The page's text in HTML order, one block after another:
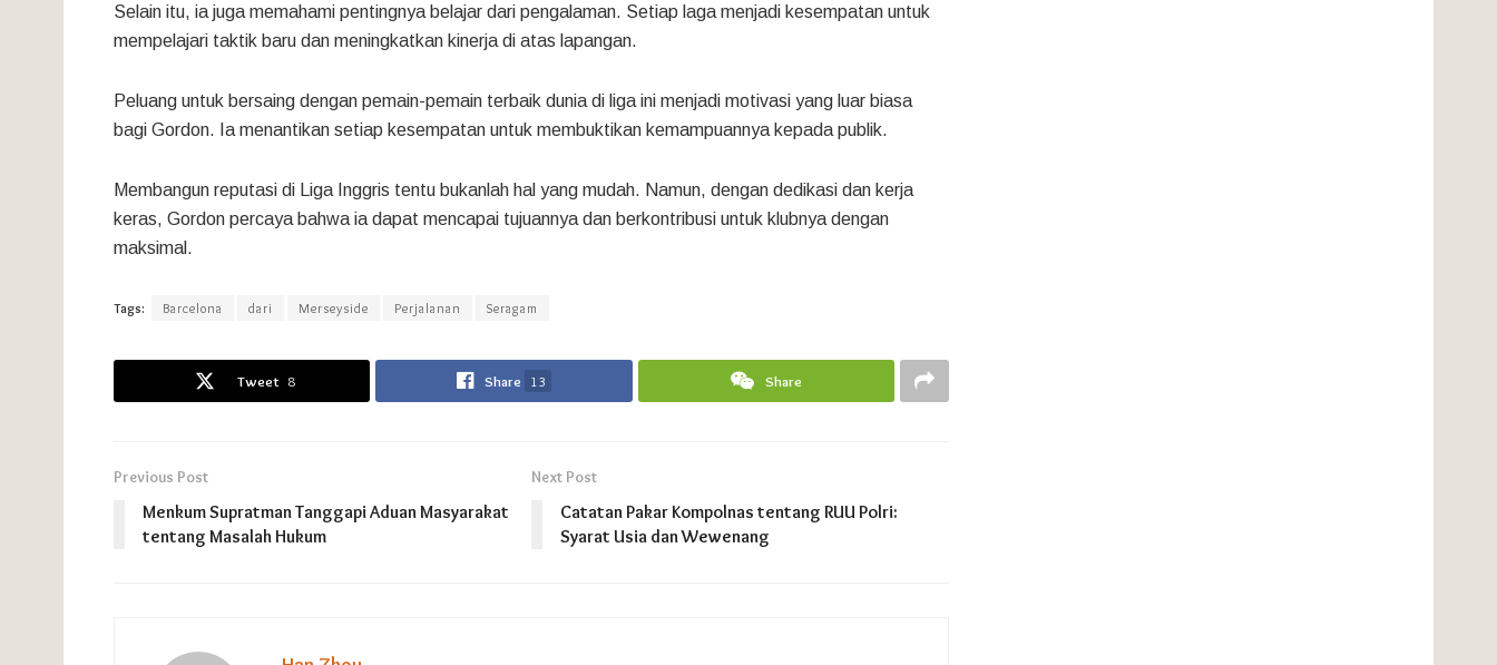
Selain itu, ia juga memahami pentingnya belajar dari pengalaman. Setiap laga menjadi kesempatan untuk
mempelajari taktik baru dan meningkatkan kinerja di atas lapangan.
Peluang untuk bersaing dengan pemain-pemain terbaik dunia di liga ini menjadi motivasi yang luar biasa
bagi Gordon. Ia menantikan setiap kesempatan untuk membuktikan kemampuannya kepada publik.
Membangun reputasi di Liga Inggris tentu bukanlah hal yang mudah. Namun, dengan dedikasi dan kerja
keras, Gordon percaya bahwa ia dapat mencapai tujuannya dan berkontribusi untuk klubnya dengan
maksimal.
Tags: Barcelona dari Merseyside Perjalanan Seragam
Tweet 8 Share 13 Share
Previous Post
Menkum Supratman Tanggapi Aduan Masyarakat
tentang Masalah Hukum
Next Post
Catatan Pakar Kompolnas tentang RUU Polri:
Syarat Usia dan Wewenang